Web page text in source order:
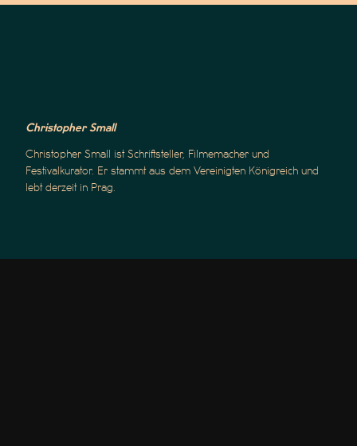
Christopher Small
Christopher Small ist Schriftsteller, Filmemacher und
Festivalkurator. Er stammt aus dem Vereinigten Königreich und
lebt derzeit in Prag.